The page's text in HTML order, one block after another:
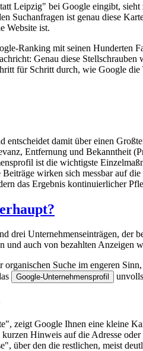
Leipzig" bei Google eingibt,
Suchanfragen ist genau diese
Website ist.
Ranking mit seinen Hunderten
Genau diese
für Schritt durch, wie Google
entscheidet damit über einen
Entfernung und Bekanntheit
ist die wichtigste
wirken sich messbar auf die
das Ergebnis kontinuierlicher
drei Unternehmenseinträgen, der
auch von bezahlten Anzeigen
Suche im engeren
Google-Unternehmensprofil
zeigt Google Ihnen eine kleine
Hinweis auf die Adresse
über den die restlichen, meist